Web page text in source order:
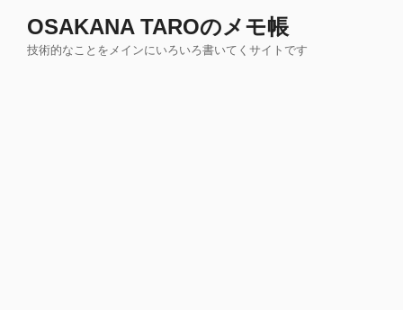
OSAKANA TAROのメモ帳
技術的なことをメインにいろいろ書いてくサイトです